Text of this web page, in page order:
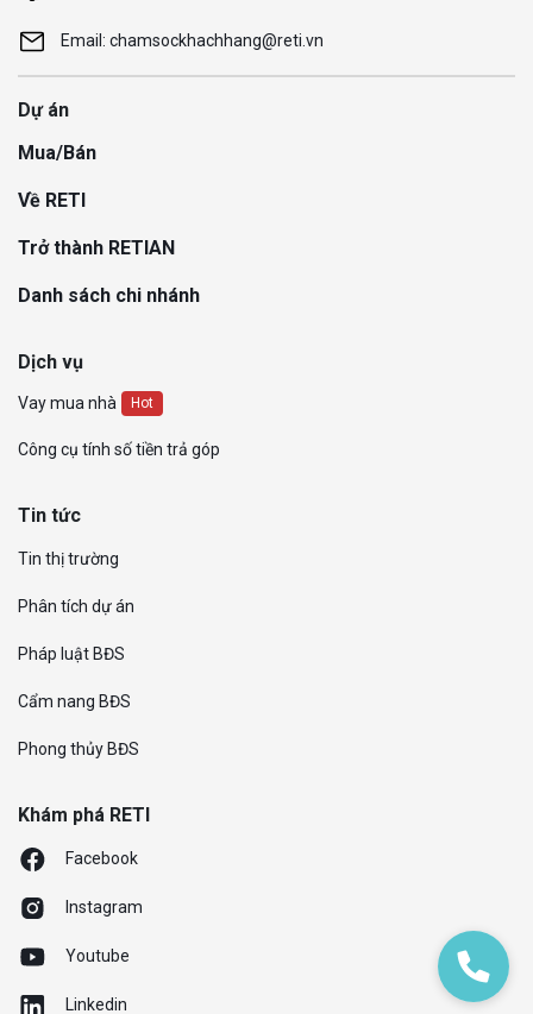
Email: chamsockhachhang@reti.vn
Dự án
Mua/Bán
Về RETI
Trở thành RETIAN
Danh sách chi nhánh
Dịch vụ
Vay mua nhà Hot
Công cụ tính số tiền trả góp
Tin tức
Tin thị trường
Phân tích dự án
Pháp luật BĐS
Cẩm nang BĐS
Phong thủy BĐS
Khám phá RETI
Facebook
Instagram
Youtube
Linkedin